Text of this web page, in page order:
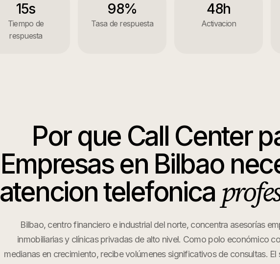
15s
Tiempo de
respuesta
98%
Tasa de respuesta
48h
Activacion
Por que Call Center
Empresasen Bilbao
atencion telefonica
Bilbao, centro financiero e industrial del norte, concentra asesorías
inmobiliarias y clínicas privadas de alto nivel. Como polo económico
medianas en crecimiento, recibe volúmenes significativos de consultas. El